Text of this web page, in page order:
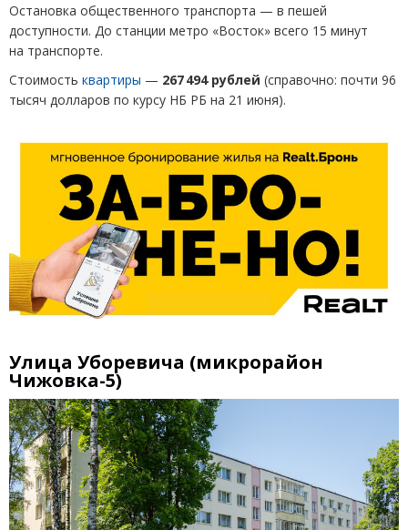
Остановка общественного транспорта — в пешей
доступности. До станции метро «Восток» всего 15 минут
на транспорте.
Стоимость квартиры — 267 494 рублей (справочно: почти 96
тысяч долларов по курсу НБ РБ на 21 июня).
Улица Уборевича (микрорайон
Чижовка-5)